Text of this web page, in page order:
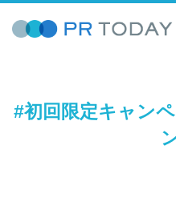
#初回限定キャン